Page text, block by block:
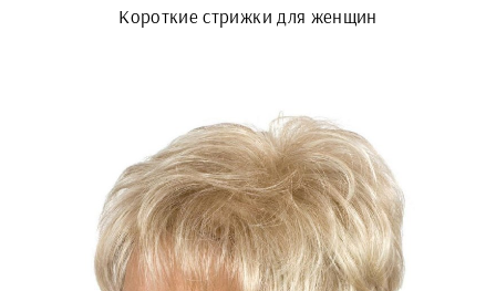
Короткие стрижки для женщин